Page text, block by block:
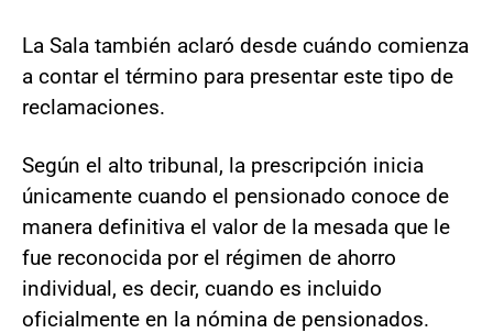
La Sala también aclaró desde cuándo comienza
a contar el término para presentar este tipo de
reclamaciones.
Según el alto tribunal, la prescripción inicia
únicamente cuando el pensionado conoce de
manera definitiva el valor de la mesada que le
fue reconocida por el régimen de ahorro
individual, es decir, cuando es incluido
oficialmente en la nómina de pensionados.